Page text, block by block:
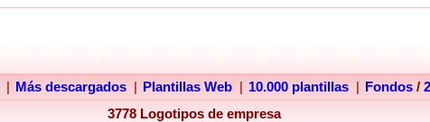
Más descargados Plantillas Web 10.000 plantillas Fondos / 2
3778 Logotipos de empresa